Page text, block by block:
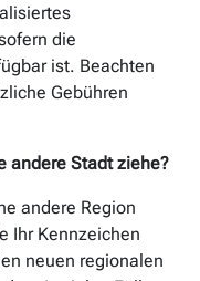
die
ist. Beachten
Gebühren
andere Stadt ziehe?
andere Region
Ihr Kennzeichen
neuen regionalen